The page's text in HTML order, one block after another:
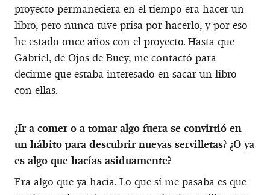
proyecto permaneciera en el tiempo era hacer un
libro, pero nunca tuve prisa por hacerlo, y por eso
he estado once años con el proyecto. Hasta que
Gabriel, de Ojos de Buey, me contactó para
decirme que estaba interesado en sacar un libro
con ellas.
¿Ir a comer o a tomar algo fuera se convirtió en
un hábito para descubrir nuevas servilletas? ¿O ya
es algo que hacías asiduamente?
Era algo que ya hacía. Lo que sí me pasaba es que